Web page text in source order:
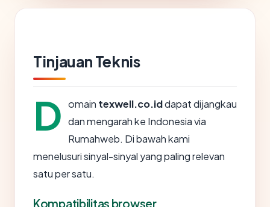
Tinjauan Teknis
D omain texwell.co.iddapat dijangkau
dan mengarah ke Indonesia via
Rumahweb. Di bawah kami
menelusuri sinyal-sinyal yang paling relevan
satu per satu.
Kompatibilitas browser